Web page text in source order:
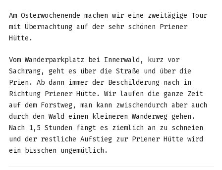
Am Osterwochenende machen wir eine zweitägige Tour
mit Übernachtung auf der sehr schönen Priener
Hütte.
Vom Wanderparkplatz bei Innerwald, kurz vor
Sachrang, geht es über die Straße und über die
Prien. Ab dann immer der Beschilderung nach in
Richtung Priener Hütte. Wir laufen die ganze Zeit
auf dem Forstweg, man kann zwischendurch aber auch
durch den Wald einen kleineren Wanderweg gehen.
Nach 1,5 Stunden fängt es ziemlich an zu schneien
und der restliche Aufstieg zur Priener Hütte wird
ein bisschen ungemütlich.